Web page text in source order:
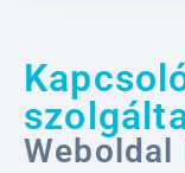
Weboldal